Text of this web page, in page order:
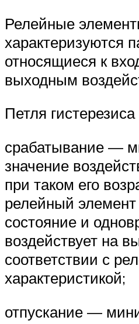
Релейные
характеризуются
относящиеся к
выходным
Петля гистерезиса
срабатывание —
значение
при таком его
релейный
состояние и
воздействует на
соответствии с
характеристикой;
отпускание —